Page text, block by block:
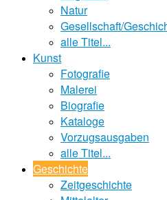
Natur
Gesellschaft/
alle Titel...
Kunst
Fotografie
Malerei
Biografie
Kataloge
Vorzugsausgaben
alle Titel...
Geschichte
Zeitgeschichte